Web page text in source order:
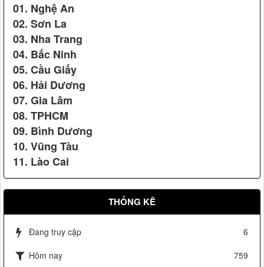
Vệ sỹ Võ Đường Ngọc Hòa bảo vệ Đ/c phó chủ tịch nước
Vệ sỹ Võ Đường Ngọc Hòa bảo vệ Đ/c nguyên tổng bí thư
Lê Khả Phiêu(2008)
Dấu hiệu hàng Việt Nam chất lượng cao phù hợp tiêu
chuẩn cho bộ quần áo Karatedo của Võ đường Ngọc Hòa
01. Nghệ An
02. Sơn La
03. Nha Trang
04. Bắc Ninh
05. Cầu Giấy
06. Hải Dương
07. Gia Lâm
08. TPHCM
09. Bình Dương
10. Vũng Tàu
11. Lào Cai
THỐNG KÊ
Đang truy cập
6
Hôm nay
759